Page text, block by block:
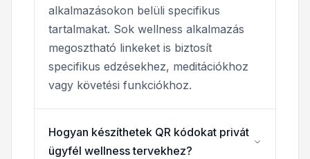
alkalmazásokon belüli specifikus
tartalmakat. Sok wellness alkalmazás
megosztható linkeket is biztosít
specifikus edzésekhez, meditációkhoz
vagy követési funkciókhoz.
Hogyan készíthetek QR kódokat privát
ügyfél wellness tervekhez?